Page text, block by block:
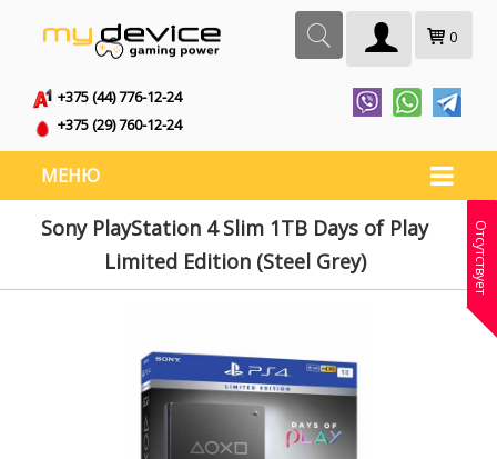
0
+375 (44) 776-12-24
+375 (29) 760-12-24
МЕНЮ
Sony PlayStation 4 Slim 1TB Days of Play
Limited Edition (Steel Grey)
Отсутствует